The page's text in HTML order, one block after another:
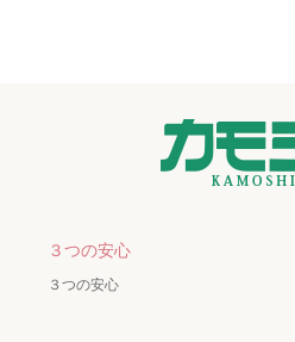
３つの安心
３つの安心